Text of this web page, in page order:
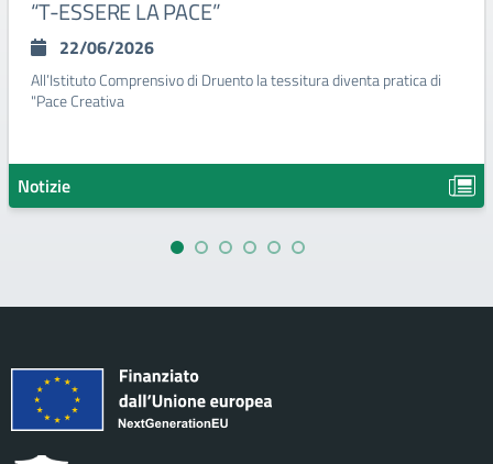
“T-ESSERE LA PACE”
22/06/2026
All’Istituto Comprensivo di Druento la tessitura diventa pratica di
"Pace Creativa
Notizie